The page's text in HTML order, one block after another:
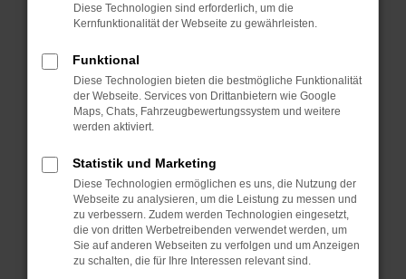
verhindern. Funktioniert die Seite in einem
anderen Browser oder in einem privaten
Starte dein Gerät neu.
Das kann manchmal helfen, vorübergehende
Probleme zu beheben.
Betriebssystem auf dem neuesten Stand
sind.
Veraltete Software birgt nicht nur ein
Sicherheitsrisiko, sondern kann auch dazu
führen, dass bestimmte Funktionen nicht mehr
unterstützt werden.
Diese Technologien sind erforderlich, um die
Kernfunktionalität der Webseite zu gewährleisten.
Funktional
Diese Technologien bieten die bestmögliche Funktionalität
der Webseite. Services von Drittanbietern wie Google
Maps, Chats, Fahrzeugbewertungssystem und weitere
werden aktiviert.
Statistik und Marketing
Diese Technologien ermöglichen es uns, die Nutzung der
Webseite zu analysieren, um die Leistung zu messen und
zu verbessern. Zudem werden Technologien eingesetzt,
die von dritten Werbetreibenden verwendet werden, um
Sie auf anderen Webseiten zu verfolgen und um Anzeigen
zu schalten, die für Ihre Interessen relevant sind.